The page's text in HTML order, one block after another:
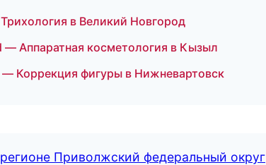
в Великий Новгород
— Аппаратная косметология в Кызыл
— Коррекция фигуры в Нижневартовск
Приволжский федеральный округ